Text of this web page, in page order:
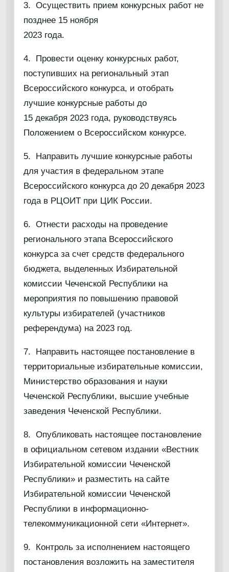
3. Осуществить прием конкурсных работ не
позднее 15 ноября
2023 года.
4. Провести оценку конкурсных работ,
поступивших на региональный этап
Всероссийского конкурса, и отобрать
лучшие конкурсные работы до
15 декабря 2023 года, руководствуясь
Положением о Всероссийском конкурсе.
5. Направить лучшие конкурсные работы
для участия в федеральном этапе
Всероссийского конкурса до 20 декабря 2023
года в РЦОИТ при ЦИК России.
6. Отнести расходы на проведение
регионального этапа Всероссийского
конкурса за счет средств федерального
бюджета, выделенных Избирательной
комиссии Чеченской Республики на
мероприятия по повышению правовой
культуры избирателей (участников
референдума) на 2023 год.
7. Направить настоящее постановление в
территориальные избирательные комиссии,
Министерство образования и науки
Чеченской Республики, высшие учебные
заведения Чеченской Республики.
8. Опубликовать настоящее постановление
в официальном сетевом издании «Вестник
Избирательной комиссии Чеченской
Республики» и разместить на сайте
Избирательной комиссии Чеченской
Республики в информационно-
телекоммуникационной сети «Интернет».
9. Контроль за исполнением настоящего
постановления возложить на заместителя